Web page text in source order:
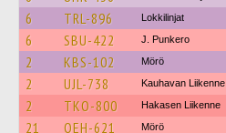
6 TRL-896 Lokkilinjat
6 SBU-422 J. Punkero
2 KBS-102 Mörö
2 UJL-738 Kauhavan Liikenne
2 TKO-800 Hakasen Liikenne
21 OEH-621 Mörö